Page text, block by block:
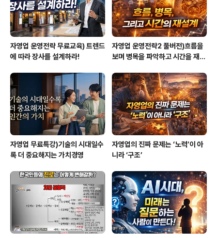
자영업 운영전략 무료교육) 트렌드
에 따라 장사를 설계하라!
자영업 운영전략2 풀버전)흐름을
보며 병목을 파악하고 시간을 재설
자영업 무료특강)기술의 시대일수
록 더 중요해지는 가치경영
자영업의 진짜 문제는 ‘노력’이 아
니라 ‘구조’